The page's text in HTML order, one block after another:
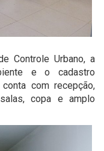
Controle Urbano, a
e o cadastro
com recepção,
copa e amplo